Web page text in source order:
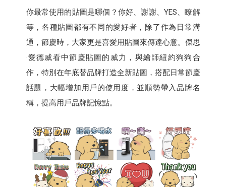
你最常使用的貼圖是哪個？你好、謝謝、YES、瞭解
等，各種貼圖都有不同的愛好者，除了作為日常溝
通，節慶時，大家更是喜愛用貼圖來傳達心意。傑思
·愛德威看中節慶貼圖的威力，與繪師紐約狗狗合
作，特別在年底替品牌打造全新貼圖，搭配日常節慶
話題，大幅增加用戶的使用度，並順勢帶入品牌名
稱，提高用戶品牌記憶點。